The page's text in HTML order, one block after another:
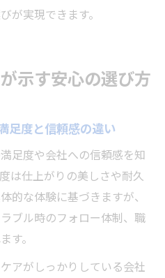
が実現できます。
示す安心の選び方
足度と信頼感の違い
足度や会社への信頼感を知
は仕上がりの美しさや耐久
的な体験に基づきますが、
ブル時のフォロー体制、職
す。
アがしっかりしている会社